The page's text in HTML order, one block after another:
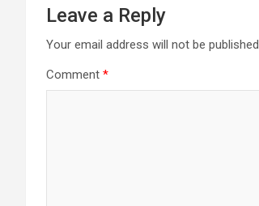
Leave a Reply
Your email address will not be published.
Comment *